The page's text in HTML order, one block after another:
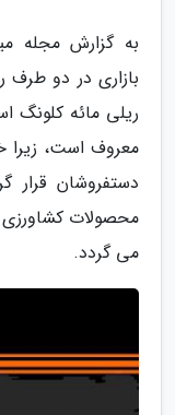
بازاری در دو طرف
ریلی مائه کلونگ
معروف است،
دستفروشان قرار
محصولات
می گردد.